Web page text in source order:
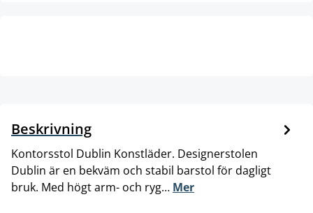
Beskrivning
Kontorsstol Dublin Konstläder. Designerstolen
Dublin är en bekväm och stabil barstol för dagligt
bruk. Med högt arm- och ryg… Mer